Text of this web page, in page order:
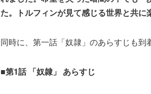
た。トルフィンが見て感じる世界と共に
同時に、第一話「奴隷」のあらすじも到
■第1話「奴隷」 あらすじ